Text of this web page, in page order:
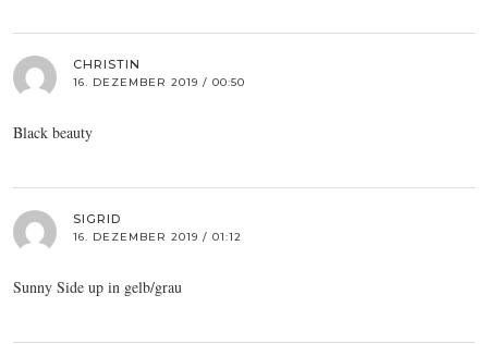
CHRISTIN
16. DEZEMBER 2019 / 00:50
Black beauty
SIGRID
16. DEZEMBER 2019 / 01:12
Sunny Side up in gelb/grau